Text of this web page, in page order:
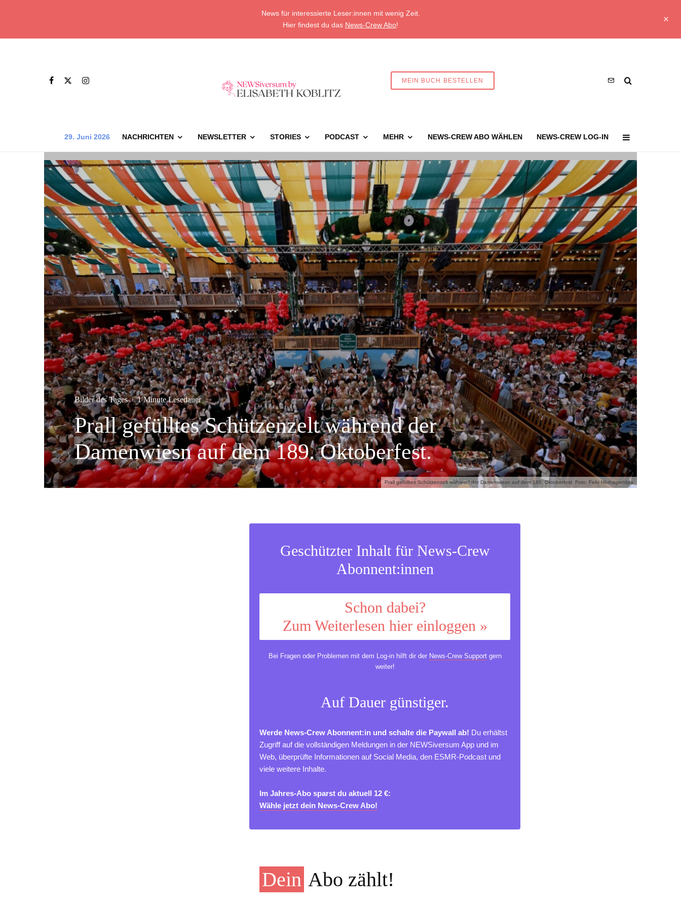
News für interessierte Leser:innen mit wenig Zeit.
Hier findest du das News-Crew Abo!
MEIN BUCH BESTELLEN
29. Juni 2026 NACHRICHTEN NEWSLETTER STORIES PODCAST MEHR NEWS-CREW ABO WÄHLEN NEWS-CREW LOG-IN
Prall gefülltes Schützenzelt während der Damenwiesn auf dem 189. Oktoberfest. Foto: Felix Hörhager/dpa
Bilder des Tages · 1 Minute Lesedauer
Prall gefülltes Schützenzelt während der
Damenwiesn auf dem 189. Oktoberfest.
Geschützter Inhalt für News-Crew
Abonnent:innen
Schon dabei?
Zum Weiterlesen hier einloggen »
Bei Fragen oder Problemen mit dem Log-in hilft dir der News-Crew Supportgern
weiter!
Auf Dauer günstiger.
Werde News-Crew Abonnent:in und schalte die Paywall ab! Du erhältst
Zugriff auf die vollständigen Meldungen in der NEWSiversum App und im
Web, überprüfte Informationen auf Social Media, den ESMR-Podcast und
viele weitere Inhalte.
Im Jahres-Abo sparst du aktuell 12 €:
Wähle jetzt dein News-Crew Abo!
Dein Abo zählt!